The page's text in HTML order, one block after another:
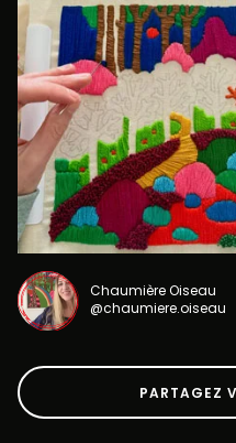
Chaumière Oiseau
@chaumiere.oiseau
PARTAGEZ